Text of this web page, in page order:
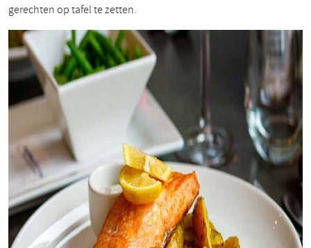
gerechten op tafel te zetten.